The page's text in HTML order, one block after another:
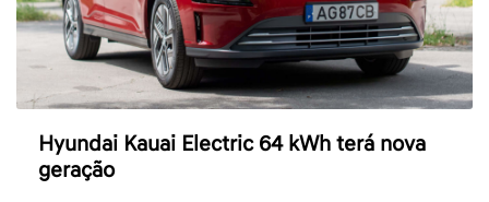
Hyundai Kauai Electric 64 kWh terá nova
geração